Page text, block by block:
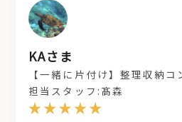
KAさま
【一緒に片付け】整理収納コ
担当スタッフ:髙森